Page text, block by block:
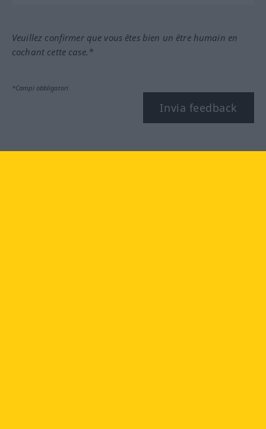
Veuillez confirmer que vous êtes bien un être humain en
cochant cette case.*
*Campi obbligatori
Invia feedback